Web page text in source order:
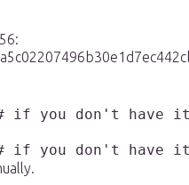
if you don't have
if you don't have